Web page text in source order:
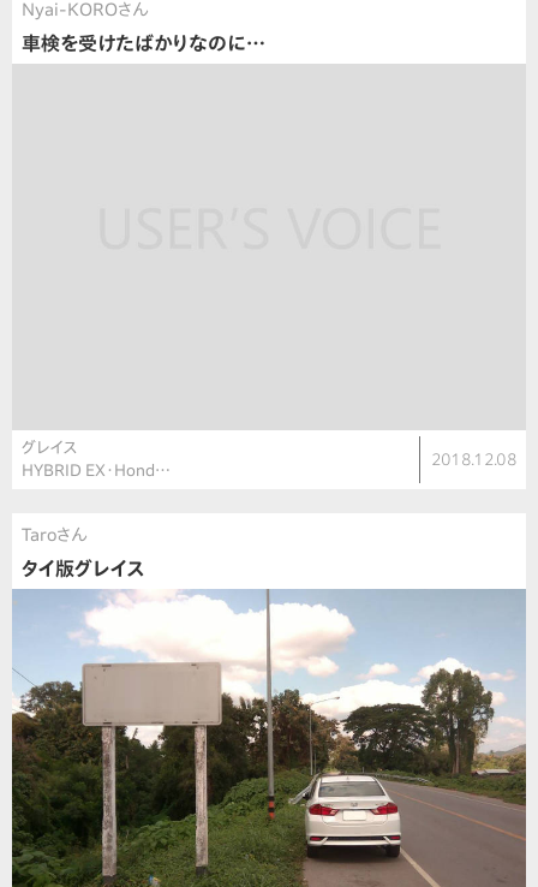
Nyai-KOROさん
車検を受けたばかりなのに…
グレイス
HYBRID EX・Hond…
2018.12.08
Taroさん
タイ版グレイス